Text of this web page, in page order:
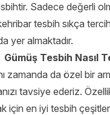
Sadece değerli
tesbih sıkça
yer almaktadır.
Gümüş Tesbih Nasıl
zamanda da özel bir
tavsiye ederiz.
en iyi tesbih